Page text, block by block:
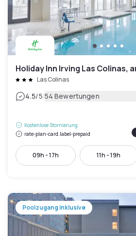
Holiday Inn Irving Las Colinas,
Las Colinas
4.5/5|54 Bewertungen
Kostenlose Stornierung
rate-plan-card.label-prepaid
09h - 17h 11h - 19h
Poolzugang inklusive